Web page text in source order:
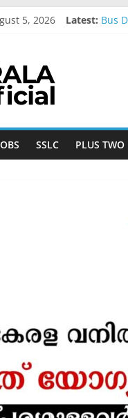
5, 2026 Latest: Bus
SSLC PLUS TWO